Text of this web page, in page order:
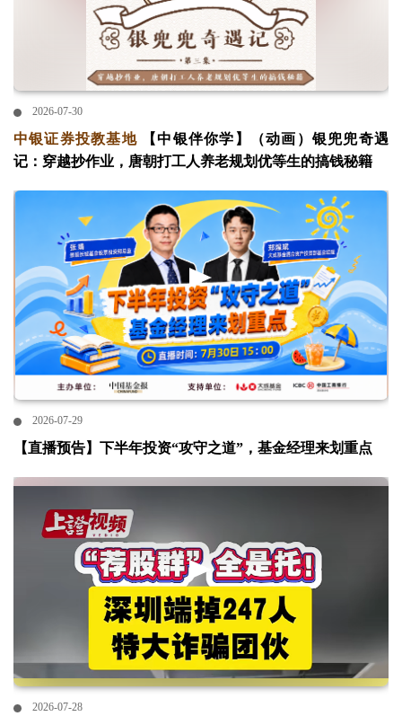
2026-07-30
中银证券投教基地
【中银伴你学】（动画）银兜兜奇遇
记：穿越抄作业，唐朝打工人养老规划优等生的搞钱秘籍
2026-07-29
【直播预告】下半年投资“攻守之道”，基金经理来划重点
2026-07-28